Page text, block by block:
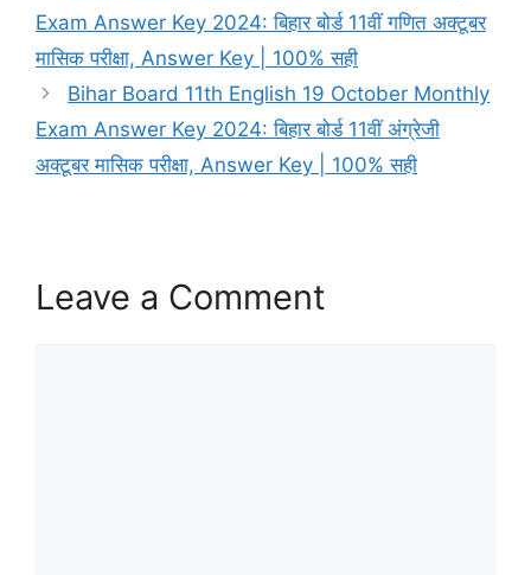
Exam Answer Key 2024: बिहार बोर्ड 11वीं गणित अक्टूबर
मासिक परीक्षा, Answer Key | 100% सही
Bihar Board 11th English 19 October Monthly
Exam Answer Key 2024: बिहार बोर्ड 11वीं अंग्रेजी
अक्टूबर मासिक परीक्षा, Answer Key | 100% सही
Leave a Comment